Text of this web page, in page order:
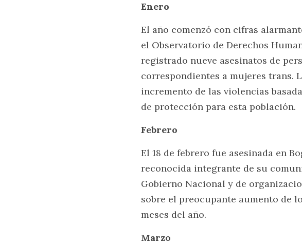
Enero
El año comenzó con cifras
el Observatorio de Derechos
registrado nueve asesinatos de
correspondientes a mujeres trans.
incremento de las violencias
de protección para esta población.
Febrero
El 18 de febrero fue asesinada en
reconocida integrante de su
Gobierno Nacional y de
sobre el preocupante aumento de
meses del año.
Marzo